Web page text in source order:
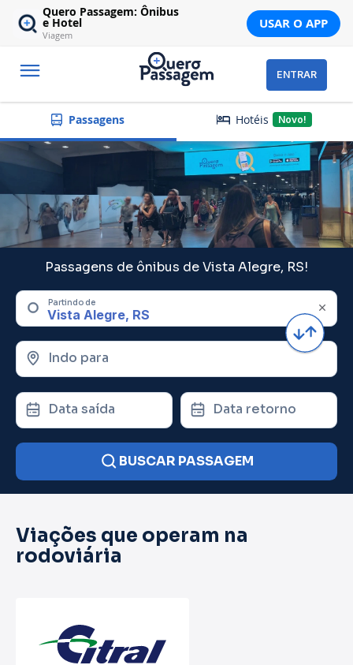
Quero Passagem: Ônibus
e Hotel
Viagem
USAR O APP
ENTRAR
Passagens Hotéis Novo!
Passagens de ônibus de Vista Alegre, RS!
Partindo de
Indo para
Data saída Data retorno
BUSCAR PASSAGEM
Viações que operam na
rodoviária